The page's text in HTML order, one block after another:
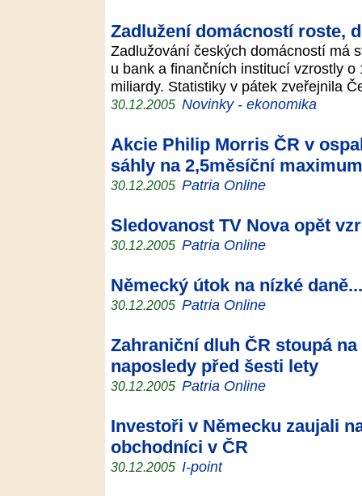
Zadlužení domácností roste,
Zadlužování českých domácností má
u bank a finančních institucí vzrostly
miliardy. Statistiky v pátek zveřejnila
30.12.2005 Novinky - ekonomika
Akcie Philip Morris ČR v
sáhly na 2,5měsíční maximum
30.12.2005 Patria Online
Sledovanost TV Nova opět
30.12.2005 Patria Online
Německý útok na nízké
30.12.2005 Patria Online
Zahraniční dluh ČR stoupá
naposledy před šesti lety
30.12.2005 Patria Online
Investoři v Německu zaujali
obchodníci v ČR
30.12.2005 I-point